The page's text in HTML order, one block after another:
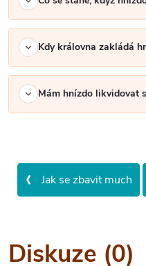
Kdy královna zakládá
Mám hnízdo likvidovat
‹ Jak se zbavit much
Diskuze (0)